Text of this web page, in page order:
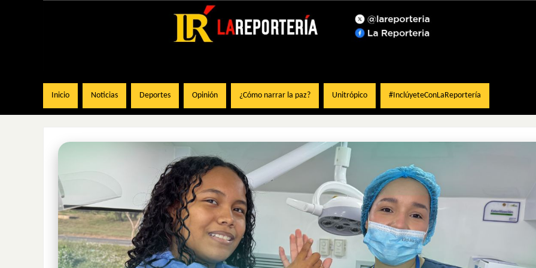
Inicio Noticias Deportes Opinión ¿Cómo narrar la paz? Unitrópico #InclúyeteConLaReportería